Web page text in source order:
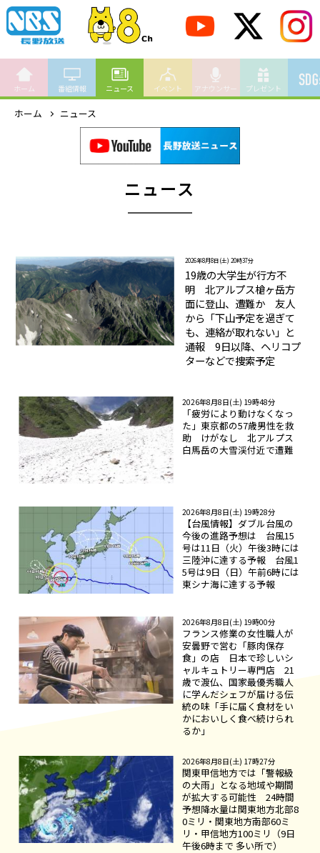
ホーム 番組情報 ニュース イベント アナウンサー プレゼント
ホーム ニュース
ニュース
2026年8月8日(土) 20時37分
19歳の大学生が行方不
明 北アルプス槍ヶ岳方
面に登山、遭難か 友人
から「下山予定を過ぎて
も、連絡が取れない」と
通報 9日以降、ヘリコプ
ターなどで捜索予定
2026年8月8日(土) 19時48分
「疲労により動けなくなっ
た」東京都の57歳男性を救
助 けがなし 北アルプス
白馬岳の大雪渓付近で遭難
2026年8月8日(土) 19時28分
【台風情報】ダブル台風の
今後の進路予想は 台風15
号は11日（火）午後3時には
三陸沖に達する予報 台風1
5号は9日（日）午前6時には
東シナ海に達する予報
2026年8月8日(土) 19時00分
フランス修業の女性職人が
安曇野で営む「豚肉保存
食」の店 日本で珍しいシ
ャルキュトリー専門店 21
歳で渡仏、国家最優秀職人
に学んだシェフが届ける伝
統の味「手に届く食材をい
かにおいしく食べ続けられ
るか」
2026年8月8日(土) 17時27分
関東甲信地方では「警報級
の大雨」となる地域や期間
が拡大する可能性 24時間
予想降水量は関東地方北部8
0ミリ・関東地方南部60ミ
リ・甲信地方100ミリ（9日
午後6時まで 多い所で）